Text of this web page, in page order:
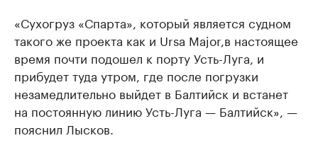
«Сухогруз «Спарта», который является судном
такого же проекта как и Ursa Major,в настоящее
время почти подошел к порту Усть-Луга, и
прибудет туда утром, где после погрузки
незамедлительно выйдет в Балтийск и встанет
на постоянную линию Усть-Луга — Балтийск», —
пояснил Лысков.